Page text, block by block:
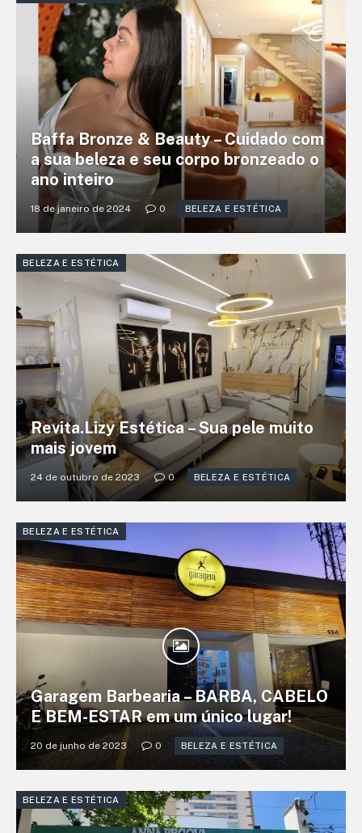
Baffa Bronze & Beauty – Cuidado com
a sua beleza e seu corpo bronzeado o
ano inteiro
18 de janeiro de 2024 0 BELEZA E ESTÉTICA
BELEZA E ESTÉTICA
Revita.Lizy Estética – Sua pele muito
mais jovem
24 de outubro de 2023 0 BELEZA E ESTÉTICA
BELEZA E ESTÉTICA
Garagem Barbearia – BARBA, CABELO
E BEM-ESTAR em um único lugar!
20 de junho de 2023 0 BELEZA E ESTÉTICA
BELEZA E ESTÉTICA